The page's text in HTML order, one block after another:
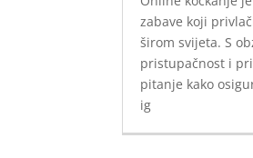
zabave koji
širom svijeta. S
pristupačnost i
pitanje kako
ig